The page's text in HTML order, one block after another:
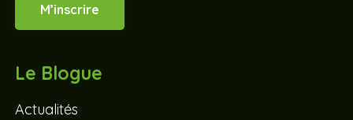
M’inscrire
Le Blogue
Actualités